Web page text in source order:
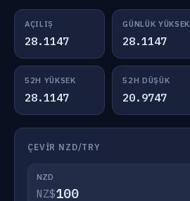
AÇILIŞ
28.1147
GÜNLÜK YÜKSEK
28.1147
52H YÜKSEK
28.1147
52H DÜŞÜK
20.9747
ÇEVIR NZD/TRY
NZD
NZ$